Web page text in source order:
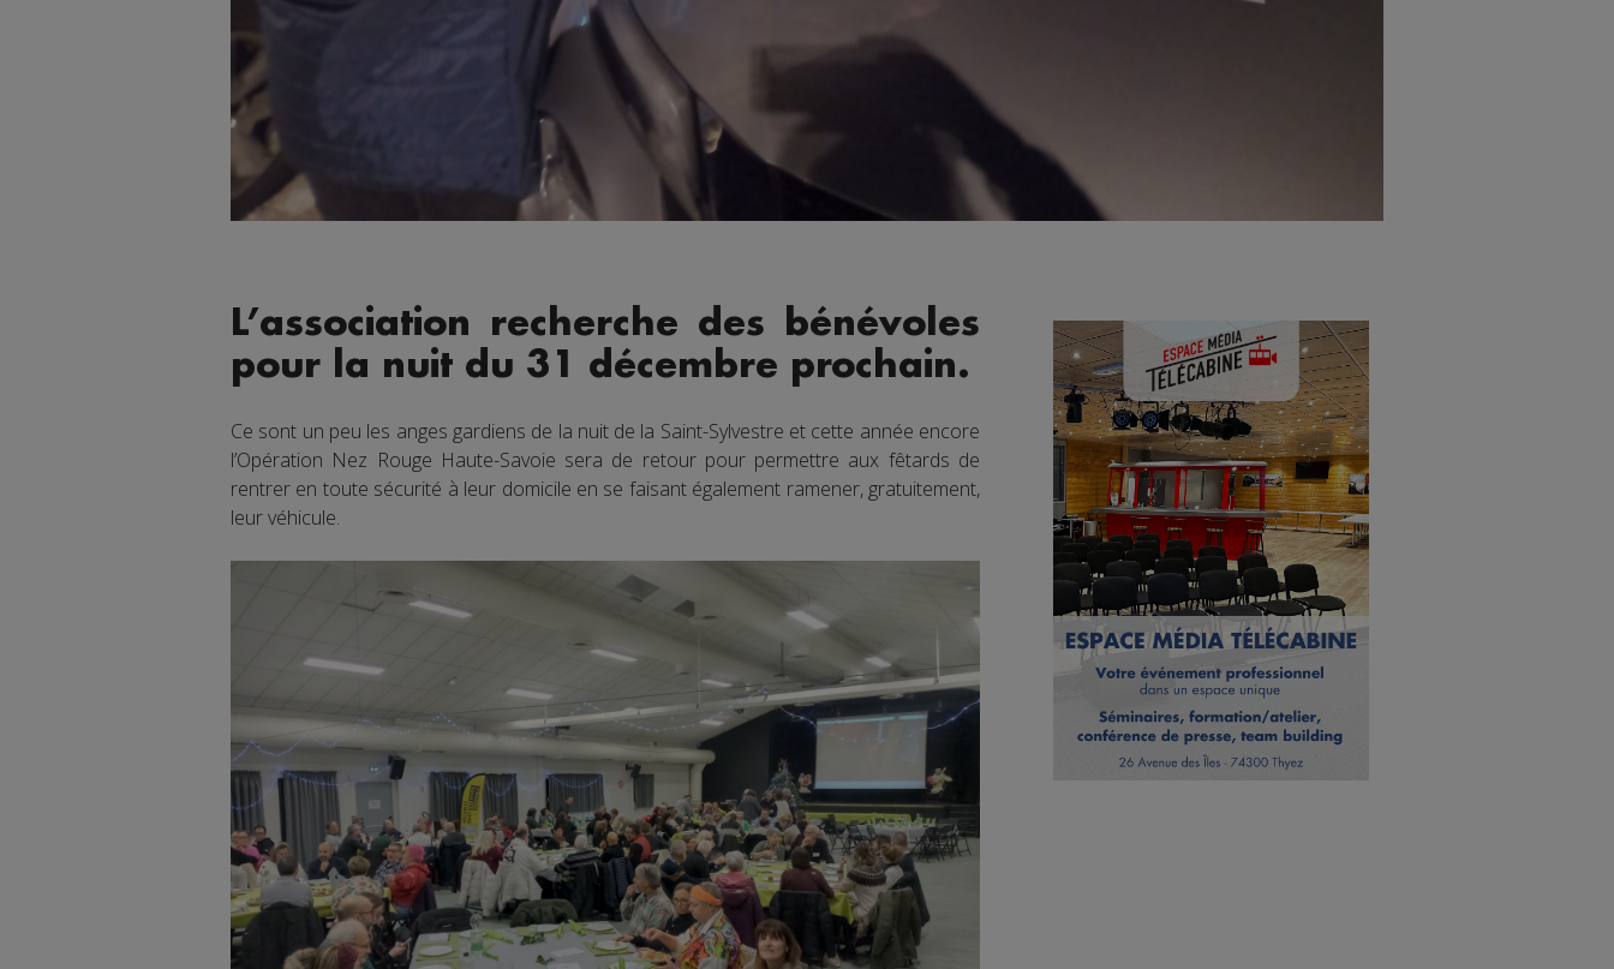
L’association recherche des bénévoles
pour la nuit du 31 décembre prochain.
Ce sont un peu les anges gardiens de la nuit de la Saint-Sylvestre et cette année encore
l’Opération Nez Rouge Haute-Savoie sera de retour pour permettre aux fêtards de
rentrer en toute sécurité à leur domicile en se faisant également ramener, gratuitement,
leur véhicule.